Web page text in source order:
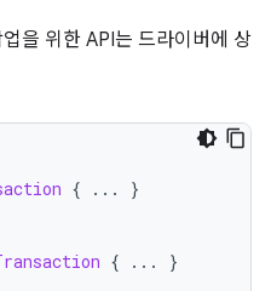
을 위한 API는 드라이버에 상
{ ... }
{ ... }